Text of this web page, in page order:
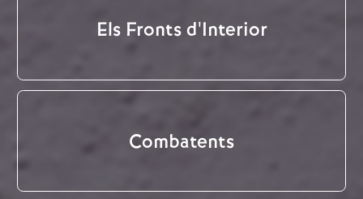
Els Fronts d'Interior
Combatents